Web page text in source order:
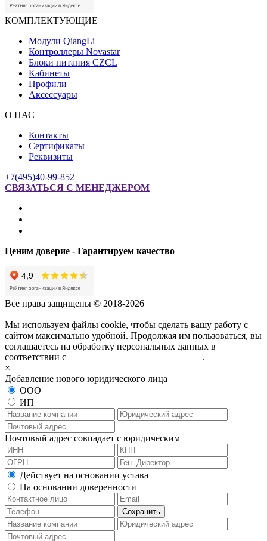
КОМПЛЕКТУЮЩИЕ
Модули QiangLi
Контроллеры Novastar
Блоки питания CZCL
Кабинеты
Профили
Аксессуары
О НАС
Контакты
Сертификаты
Реквизиты
+7(495)40-99-852
СВЯЗАТЬСЯ С МЕНЕДЖЕРОМ
Ценим доверие - Гарантируем качество
Все права защищены © 2018-2026
Мы используем файлы cookie, чтобы сделать вашу работу с
сайтом максимально удобной. Продолжая им пользоваться, вы
соглашаетесь на обработку персональных данных в
соответствии с
.
×
Добавление нового юридического лица
ООО
ИП
Почтовый адрес совпадает с юридическим
Действует на основании устава
На основании доверенности